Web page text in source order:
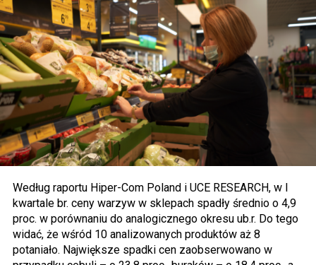
Według raportu Hiper-Com Poland i UCE RESEARCH, w I
kwartale br. ceny warzyw w sklepach spadły średnio o 4,9
proc. w porównaniu do analogicznego okresu ub.r. Do tego
widać, że wśród 10 analizowanych produktów aż 8
potaniało. Największe spadki cen zaobserwowano w